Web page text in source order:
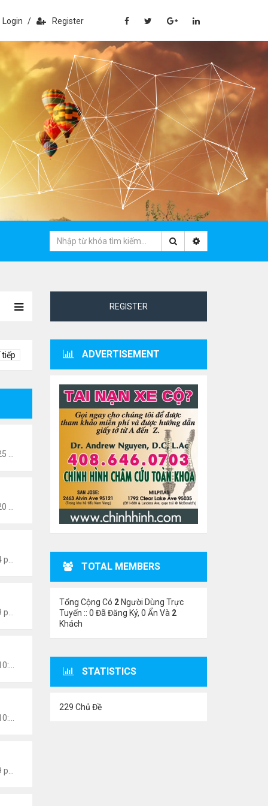
Login / Register
tiếp
REGISTER
ADVERTISEMENT
TOTAL MEMBERS
Tổng Cộng Có 2Người Dùng Trực
Tuyến :: 0 Đã Đăng Ký, 0 Ẩn Và 2
Khách
STATISTICS
229 Chủ Đề